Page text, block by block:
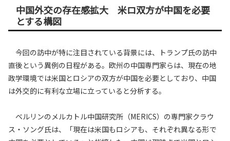
中国外交の存在感拡大 米ロ双方が中国を必要
とする構図
今回の訪中が特に注目されている背景には、トランプ氏の訪中
直後という異例の日程がある。欧州の中国専門家らは、現在の地
政学環境では米国とロシアの双方が中国を必要としており、中国
は外交的に有利な立場に立っていると分析する。
ベルリンのメルカトル中国研究所（MERICS）の専門家クラウ
ス・ソング氏は、「現在は米国もロシアも、それぞれ異なる形で